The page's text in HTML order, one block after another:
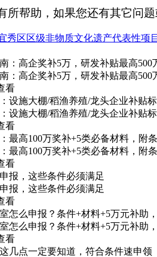
所帮助，如果您还有其它问
秀区区级非物质文化遗产代表性项
：高企奖补5万，研发补贴最高500
：高企奖补5万，研发补贴最高500
看
设施大棚/稻渔养殖/龙头企业补贴
设施大棚/稻渔养殖/龙头企业补贴
看
最高100万奖补+5类必备材料，附
最高100万奖补+5类必备材料，附
看
报，这些条件必须满足
报，这些条件必须满足
看
怎么申报？条件+材料+5万元补助
怎么申报？条件+材料+5万元补助
看
几点一定要知道，符合条件速申领